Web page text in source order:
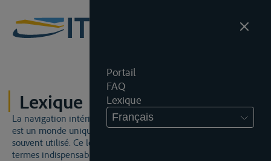
Portail
FAQ
Lexique
Français
Lexique
La navigation intérieure et du droit de la navigation intérieure
est un monde unique. Cela signifie qu'un jargon spécifique est
souvent utilisé. Ce lexique vous aidera à maîtriser certains
termes indispensables.